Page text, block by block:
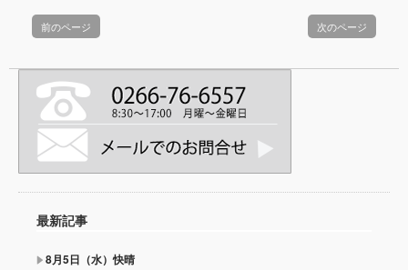
前のページ 次のページ
最新記事
8月5日（水）快晴